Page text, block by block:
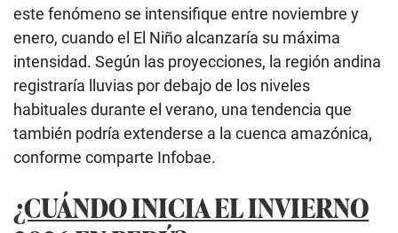
este fenómeno se intensifique entre noviembre y
enero, cuando el El Niño alcanzaría su máxima
intensidad. Según las proyecciones, la región andina
registraría lluvias por debajo de los niveles
habituales durante el verano, una tendencia que
también podría extenderse a la cuenca amazónica,
conforme comparte Infobae.
¿CUÁNDO INICIA EL INVIERNO